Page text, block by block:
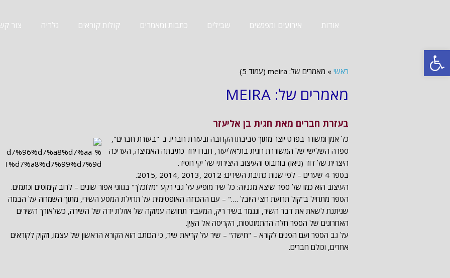
פתח סרגל נגישות
אודות אירועים ומפגשים שבילים כתבות ומאמרים קולות קוראים גלריה צור
ראשי » מאמרים של: meira (עמוד 5)
מאמרים של: MEIRA
בעזרת חברים מאת חגית בן אליעזר
כל אמן ומשורר בפרט יוצר מתוך סביבתו הקרובה ובעזרת חבריו. ב-"בעזרת חברים",
ספרה השלישי של המשוררת חגית בת־אליעזר, חברו יחד כתיבתה האמיצה, העריכה
היצרית של דוד (ניאו) בוחבוט והעיצוב היצירתי של יקי חסיד.
בספר 4 שערים – לפי שנות כתיבת השירים: 2012 ,2013 ,2014 ,2015.
העיצוב הוא כמו של ספר שיצא מגניזה: כל שיר מופיע על גבי רקע "מלוכלך" בגווני אפור שונים – לרוב קימוטים וכתמים.
הספר מתחיל ב"קול תרועת חצי היובל …." – עם ההכרזה האופטימית על תחילת המסע השירי, מתוך השמחה על הבמה
שניתנת לשאת את דבר השיר, ונגמר בשיר ריק, המעביר תחושה עמוקה של אוזלת ידה של השירה, כשלאורך השירים
האחרונים של הספר חלה ההתמוטטות, הקריסה אל האַיִן.
על גב הספר ועם הפנים לקורא – "חישה" – שיר על קריאת שיר, כי הכותב הוא הקורא הראשון של עצמו, וזקוק לקוראים
אחרים, וכולם חברים.